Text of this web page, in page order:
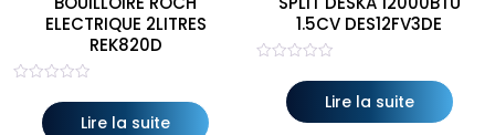
ELECTRIQUE 2LITRES
REK820D
Lire la suite
1.5CV DES12FV3DE
Lire la suite